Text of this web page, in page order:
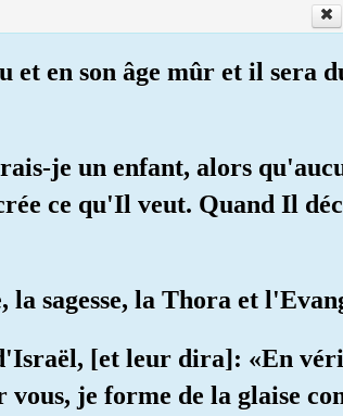
en son âge mûr et il sera
je un enfant, alors
ce qu'Il veut. Quand Il
sagesse, la Thora et
[et leur dira]: «En
je forme de la glaise